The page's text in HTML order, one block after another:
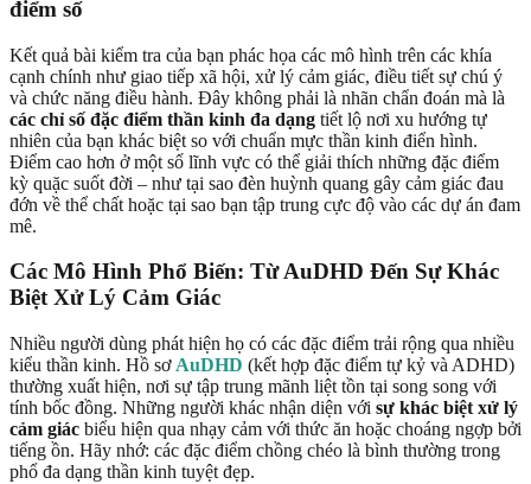
điểm số
Kết quả bài kiểm tra của bạn phác họa các mô hình trên các khía
cạnh chính như giao tiếp xã hội, xử lý cảm giác, điều tiết sự chú ý
và chức năng điều hành. Đây không phải là nhãn chẩn đoán mà là
các chỉ số đặc điểm thần kinh đa dạng tiết lộ nơi xu hướng tự
nhiên của bạn khác biệt so với chuẩn mực thần kinh điển hình.
Điểm cao hơn ở một số lĩnh vực có thể giải thích những đặc điểm
kỳ quặc suốt đời – như tại sao đèn huỳnh quang gây cảm giác đau
đớn về thể chất hoặc tại sao bạn tập trung cực độ vào các dự án đam
mê.
Các Mô Hình Phổ Biến: Từ AuDHD Đến Sự Khác
Biệt Xử Lý Cảm Giác
Nhiều người dùng phát hiện họ có các đặc điểm trải rộng qua nhiều
kiểu thần kinh. Hồ sơ AuDHD (kết hợp đặc điểm tự kỷ và ADHD)
thường xuất hiện, nơi sự tập trung mãnh liệt tồn tại song song với
tính bốc đồng. Những người khác nhận diện với sự khác biệt xử lý
cảm giác biểu hiện qua nhạy cảm với thức ăn hoặc choáng ngợp bởi
tiếng ồn. Hãy nhớ: các đặc điểm chồng chéo là bình thường trong
phổ đa dạng thần kinh tuyệt đẹp.